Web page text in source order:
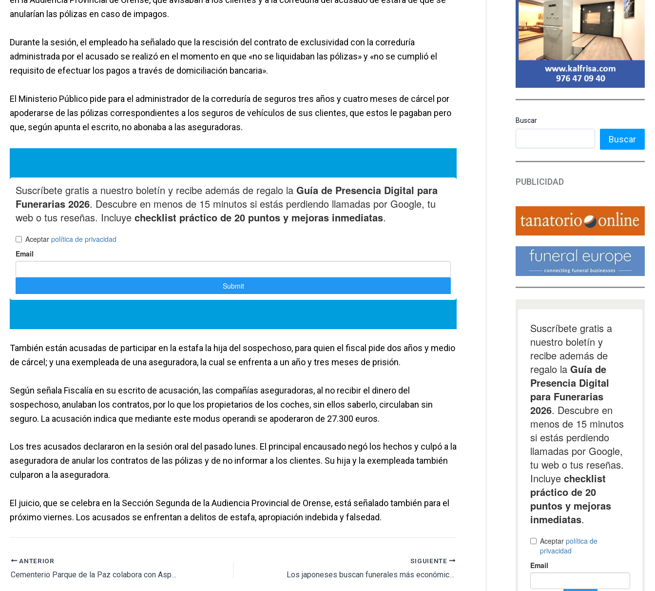
anularían las pólizas en caso de impagos.
Durante la sesión, el empleado ha señalado que la rescisión del contrato de exclusividad con la correduría
administrada por el acusado se realizó en el momento en que «no se liquidaban las pólizas» y «no se cumplió el
requisito de efectuar los pagos a través de domiciliación bancaria».
El Ministerio Público pide para el administrador de la correduría de seguros tres años y cuatro meses de cárcel por
apoderarse de las pólizas correspondientes a los seguros de vehículos de sus clientes, que estos le pagaban pero
que, según apunta el escrito, no abonaba a las aseguradoras.
También están acusadas de participar en la estafa la hija del sospechoso, para quien el fiscal pide dos años y medio
de cárcel; y una exempleada de una aseguradora, la cual se enfrenta a un año y tres meses de prisión.
Según señala Fiscalía en su escrito de acusación, las compañías aseguradoras, al no recibir el dinero del
sospechoso, anulaban los contratos, por lo que los propietarios de los coches, sin ellos saberlo, circulaban sin
seguro. La acusación indica que mediante este modus operandi se apoderaron de 27.300 euros.
Los tres acusados declararon en la sesión oral del pasado lunes. El principal encausado negó los hechos y culpó a la
aseguradora de anular los contratos de las pólizas y de no informar a los clientes. Su hija y la exempleada también
culparon a la aseguradora.
El juicio, que se celebra en la Sección Segunda de la Audiencia Provincial de Orense, está señalado también para el
próximo viernes. Los acusados se enfrentan a delitos de estafa, apropiación indebida y falsedad.
ANTERIOR
Cementerio Parque de la Paz colabora con Aspanion en la recogida de juguetes para estas navidades
SIGUIENTE
Los japoneses buscan funerales más económicos
Buscar
Buscar
PUBLICIDAD